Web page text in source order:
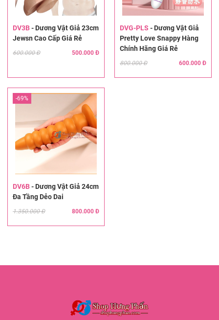
DV3B- Dương Vật Giả 23cm
Jewsn Cao Cấp Giá Rẻ
600.000 Đ 500.000 Đ
DVG-PLS - Dương Vật Giả
Pretty Love Snappy Hàng
Chính Hãng Giá Rẻ
800.000 Đ 600.000 Đ
DV6B- Dương Vật Giả 24cm
Đa Tầng Dẻo Dai
1.350.000 Đ 800.000 Đ
-69%